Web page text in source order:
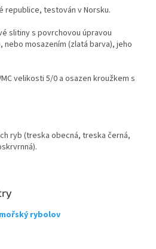
republice, testován v Norsku.
slitiny s povrchovou úpravou
nebo mosazením (zlatá barva), jeho
velikosti 5/0 a osazen kroužkem s
ryb (treska obecná, treska černá,
rybolov